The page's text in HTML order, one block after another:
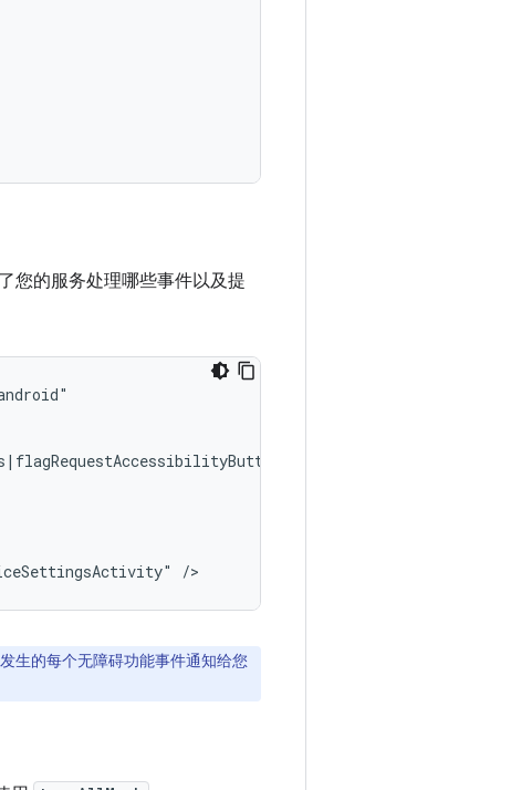
您的服务处理哪些事件以及提
/>
生的每个无障碍功能事件通知给您